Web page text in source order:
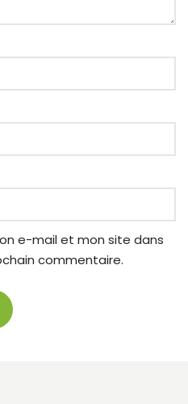
e-mail et mon site dans
commentaire.